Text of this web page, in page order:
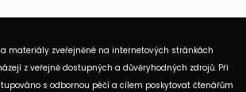
a materiály zveřejněné na internetových stránkách
z veřejně dostupných a důvěryhodných zdrojů. Při
s odbornou péčí a cílem poskytovat čtenářům